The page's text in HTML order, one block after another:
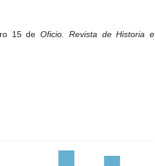
15 deOficio. Revista de Historia e